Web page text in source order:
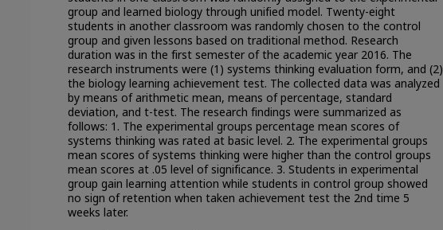
group and learned biology through unified model. Twenty-eight
students in another classroom was randomly chosen to the control
group and given lessons based on traditional method. Research
duration was in the first semester of the academic year 2016. The
research instruments were (1) systems thinking evaluation form, and (2)
the biology learning achievement test. The collected data was analyzed
by means of arithmetic mean, means of percentage, standard
deviation, and t-test. The research findings were summarized as
follows: 1. The experimental groups percentage mean scores of
systems thinking was rated at basic level. 2. The experimental groups
mean scores of systems thinking were higher than the control groups
mean scores at .05 level of significance. 3. Students in experimental
group gain learning attention while students in control group showed
no sign of retention when taken achievement test the 2nd time 5
weeks later.